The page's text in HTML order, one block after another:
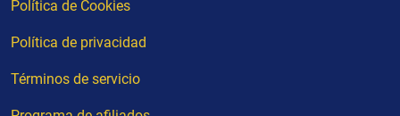
Política de Cookies
Política de privacidad
Términos de servicio